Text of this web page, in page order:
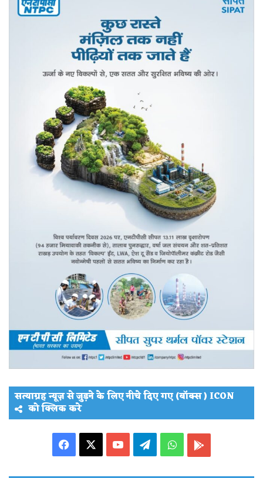
सत्याग्रह न्यूज़ से जुड़ने के लिए नीचे दिए गए (बॉक्स ) ICON
को क्लिक करे
Facebook YouTubeTelegramWhatsApp